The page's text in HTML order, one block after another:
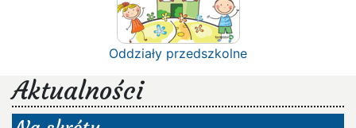
Oddziały przedszkolne
Aktualności